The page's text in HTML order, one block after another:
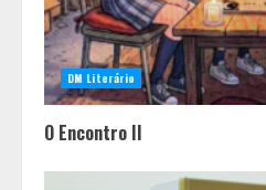
DM Literário
O Encontro II